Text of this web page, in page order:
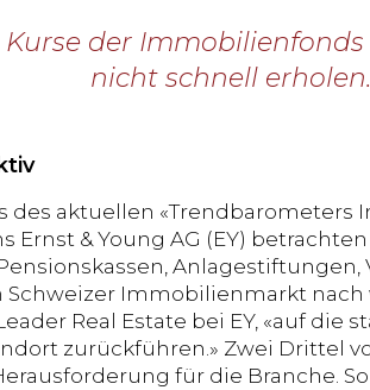
Kurse der
nicht schnell
des aktuellen
& Young AG (EY)
Immobilienmarkt nach
Real Estate bei EY, «auf die
zurückführen.» Zwei Drittel
für die Branche.